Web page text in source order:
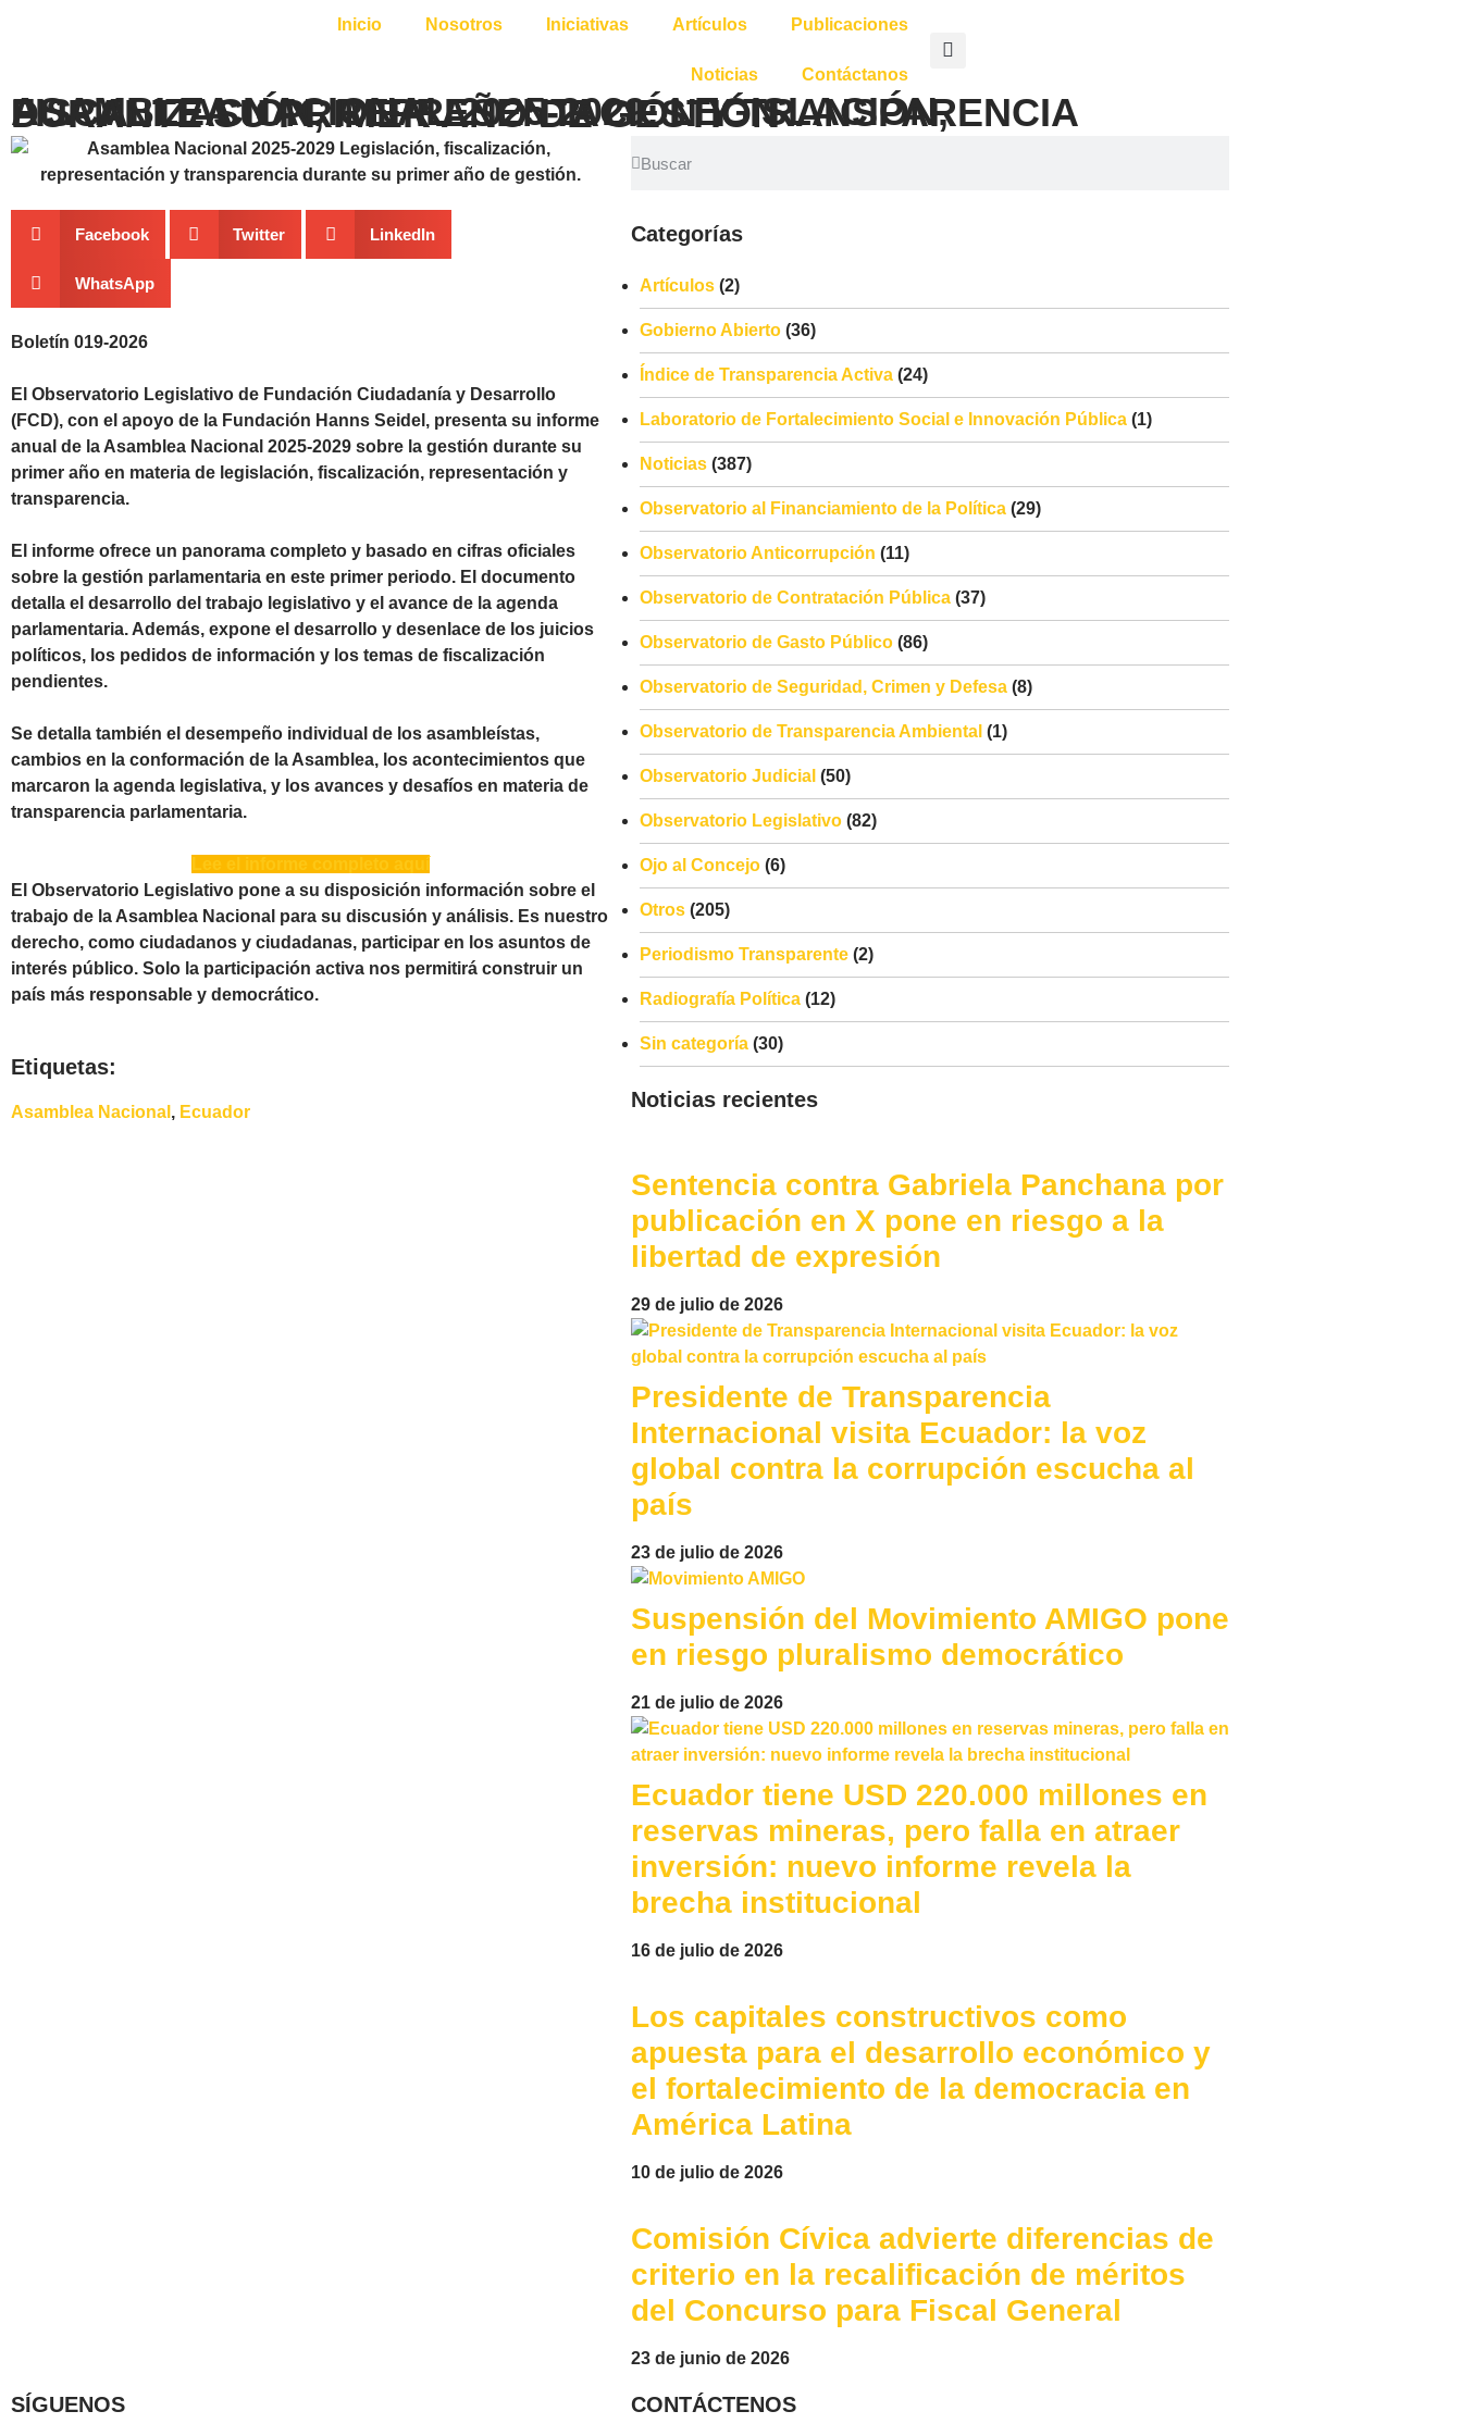
Inicio Nosotros Iniciativas Artículos Publicaciones
Noticias Contáctanos
ASAMBLEA NACIONAL 2025-2029: LEGISLACIÓN, FISCALIZACIÓN, REPRESENTACIÓN Y TRANSPARENCIA DURANTE SU PRIMER AÑO DE GESTIÓN
Facebook Twitter LinkedIn
WhatsApp
Boletín 019-2026
El Observatorio Legislativo de Fundación Ciudadanía y Desarrollo
(FCD), con el apoyo de la Fundación Hanns Seidel, presenta su informe
anual de la Asamblea Nacional 2025-2029 sobre la gestión durante su
primer año en materia de legislación, fiscalización, representación y
transparencia.
El informe ofrece un panorama completo y basado en cifras oficiales
sobre la gestión parlamentaria en este primer periodo. El documento
detalla el desarrollo del trabajo legislativo y el avance de la agenda
parlamentaria. Además, expone el desarrollo y desenlace de los juicios
políticos, los pedidos de información y los temas de fiscalización
pendientes.
Se detalla también el desempeño individual de los asambleístas,
cambios en la conformación de la Asamblea, los acontecimientos que
marcaron la agenda legislativa, y los avances y desafíos en materia de
transparencia parlamentaria.
El Observatorio Legislativo pone a su disposición información sobre el
trabajo de la Asamblea Nacional para su discusión y análisis. Es nuestro
derecho, como ciudadanos y ciudadanas, participar en los asuntos de
interés público. Solo la participación activa nos permitirá construir un
país más responsable y democrático.
Etiquetas:
Asamblea Nacional , Ecuador
Categorías
Artículos (2)
Gobierno Abierto (36)
Índice de Transparencia Activa (24)
Laboratorio de Fortalecimiento Social e Innovación Pública (1)
Noticias (387)
Observatorio al Financiamiento de la Política (29)
Observatorio Anticorrupción (11)
Observatorio de Contratación Pública (37)
Observatorio de Gasto Público (86)
Observatorio de Seguridad, Crimen y Defesa (8)
Observatorio de Transparencia Ambiental (1)
Observatorio Judicial (50)
Observatorio Legislativo (82)
Ojo al Concejo (6)
Otros (205)
Periodismo Transparente (2)
Radiografía Política (12)
Sin categoría (30)
Noticias recientes
Sentencia contra Gabriela Panchana por
publicación en X pone en riesgo a la
libertad de expresión
29 de julio de 2026
Presidente de Transparencia
Internacional visita Ecuador: la voz
global contra la corrupción escucha al
país
23 de julio de 2026
Suspensión del Movimiento AMIGO pone
en riesgo pluralismo democrático
21 de julio de 2026
Ecuador tiene USD 220.000 millones en
reservas mineras, pero falla en atraer
inversión: nuevo informe revela la
brecha institucional
16 de julio de 2026
Los capitales constructivos como
apuesta para el desarrollo económico y
el fortalecimiento de la democracia en
América Latina
10 de julio de 2026
Comisión Cívica advierte diferencias de
criterio en la recalificación de méritos
del Concurso para Fiscal General
23 de junio de 2026
SÍGUENOS CONTÁCTENOS